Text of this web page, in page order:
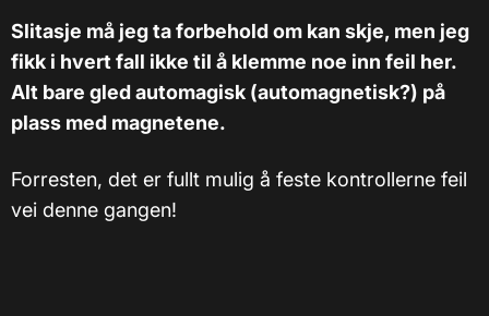
Slitasje må jeg ta forbehold om kan skje, men jeg
fikk i hvert fall ikke til å klemme noe inn feil her.
Alt bare gled automagisk (automagnetisk?) på
plass med magnetene.
Forresten, det er fullt mulig å feste kontrollerne feil
vei denne gangen!